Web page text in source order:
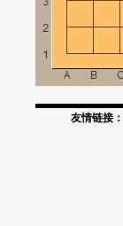
友情链接：